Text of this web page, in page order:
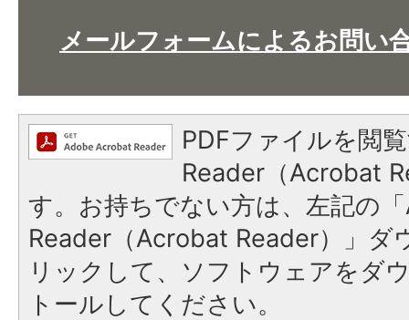
メールフォームによるお問い
PDFファイルを閲
Reader（Acrobat
す。お持ちでない方は、左記の
Reader（Acrobat Reader）」ダ
リックして、ソフトウェアをダ
トールしてください。